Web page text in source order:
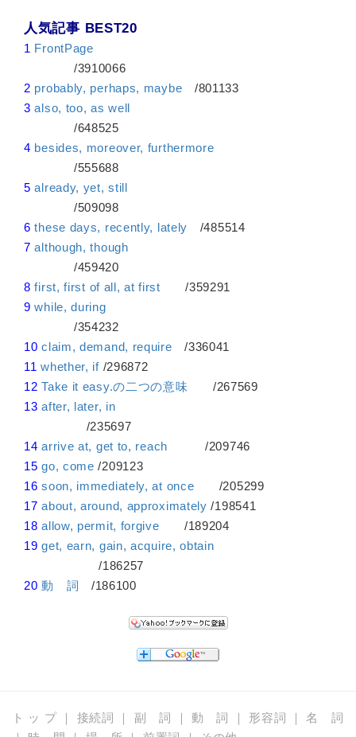
人気記事 BEST20
1 FrontPage
/3910066
2 probably, perhaps, maybe /801133
3 also, too, as well
/648525
4 besides, moreover, furthermore
/555688
5 already, yet, still
/509098
6 these days, recently, lately /485514
7 although, though
/459420
8 first, first of all, at first /359291
9 while, during
/354232
10 claim, demand, require /336041
11 whether, if/296872
12 Take it easy.の二つの意味 /267569
13 after, later, in
/235697
14 arrive at, get to, reach /209746
15 go, come /209123
16 soon, immediately, at once /205299
17 about, around, approximately /198541
18 allow, permit, forgive /189204
19 get, earn, gain, acquire, obtain
/186257
20 動 詞 /186100
ト ッ プ｜ 接続詞 ｜ 副 詞 ｜ 動 詞 ｜ 形容詞 ｜名 詞